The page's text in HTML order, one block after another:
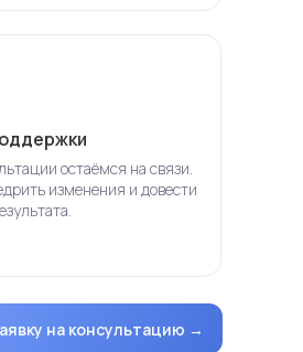
остаёмся на связи.
изменения и довести
на консультацию →